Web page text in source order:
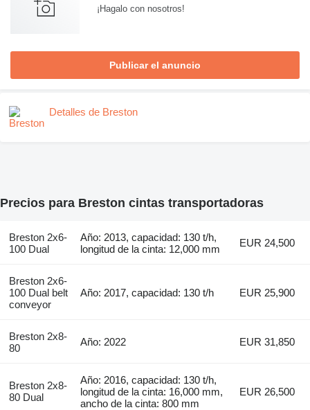
¡Hagalo con nosotros!
Publicar el anuncio
Detalles de Breston
Precios para Breston cintas transportadoras
Breston 2x6-
100 Dual
Año: 2013, capacidad: 130 t/h,
longitud de la cinta: 12,000 mm
EUR 24,500
Breston 2x6-
100 Dual belt
conveyor
Año: 2017, capacidad: 130 t/h EUR 25,900
Breston 2x8-
80
Año: 2022 EUR 31,850
Breston 2x8-
80 Dual
Año: 2016, capacidad: 130 t/h,
longitud de la cinta: 16,000 mm,
ancho de la cinta: 800 mm
EUR 26,500